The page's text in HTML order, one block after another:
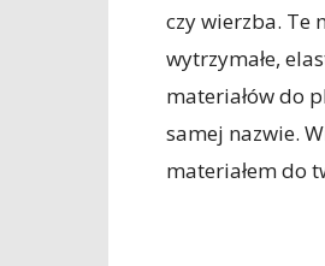
czy wierzba. Te
wytrzymałe,
materiałów do
samej nazwie.
materiałem do